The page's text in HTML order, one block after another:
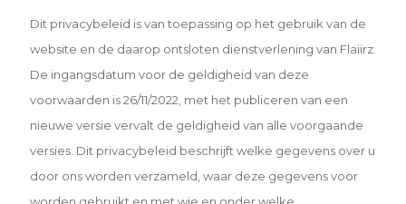
Dit privacybeleid is van toepassing op het gebruik van de
website en de daarop ontsloten dienstverlening van Flaiirz.
De ingangsdatum voor de geldigheid van deze
voorwaarden is 26/11/2022, met het publiceren van een
nieuwe versie vervalt de geldigheid van alle voorgaande
versies. Dit privacybeleid beschrijft welke gegevens over u
door onsworden verzameld, waar deze gegevens voor
worden gebruikt en met wie en onder welke